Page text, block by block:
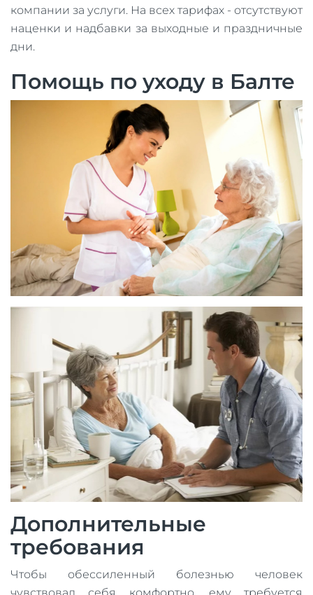
компании за услуги. На всех тарифах - отсутствуют
наценки и надбавки за выходные и праздничные
дни.
Помощь по уходу в Балте
Дополнительные
требования
Чтобы обессиленный болезнью человек